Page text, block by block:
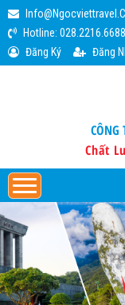
Hotline: 028.2216.6688
Đăng Ký
Đăng
CÔNG
Chất